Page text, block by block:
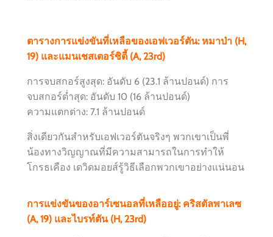
ตารางการแข่งขันที่เหลือของเอฟเวอร์ตัน: หมาป่า (H,
19) และแมนเชสเตอร์ซิตี้ (A, 23rd)
การจบสกอร์สูงสุด: อันดับ 6 (23.1 ล้านปอนด์) การ
จบสกอร์ต่ำสุด: อันดับ 10 (16 ล้านปอนด์)
ความแตกต่าง: 7.1 ล้านปอนด์
สิ่งเดียวกันสำหรับเอฟเวอร์ตันจริงๆ พวกเขาเป็นพี่
น้องทางวิญญาณที่มีความสามารถในการทำให้
โกรธเคือง เดวิดมอยส์รู้วิธีเลือกพวกเขาอย่างแน่นอน
การแข่งขันของอาร์เซนอลที่เหลืออยู่: คริสตัลพาเลซ
(A, 19) และไบรท์ตัน (H, 23rd)